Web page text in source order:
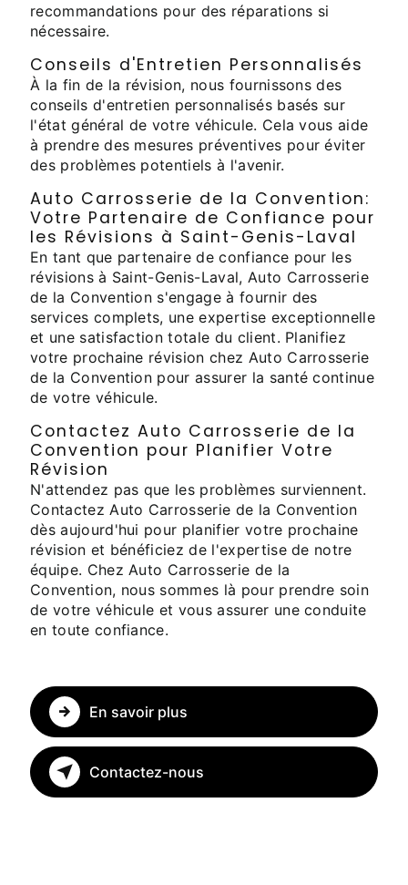
recommandations pour des réparations si
nécessaire.
Conseils d'Entretien Personnalisés
À la fin de la révision, nous fournissons des
conseils d'entretien personnalisés basés sur
l'état général de votre véhicule. Cela vous aide
à prendre des mesures préventives pour éviter
des problèmes potentiels à l'avenir.
Auto Carrosserie de la Convention:
Votre Partenaire de Confiance pour
les Révisions à Saint-Genis-Laval
En tant que partenaire de confiance pour les
révisions à Saint-Genis-Laval, Auto Carrosserie
de la Convention s'engage à fournir des
services complets, une expertise exceptionnelle
et une satisfaction totale du client. Planifiez
votre prochaine révision chez Auto Carrosserie
de la Convention pour assurer la santé continue
de votre véhicule.
Contactez Auto Carrosserie de la
Convention pour Planifier Votre
Révision
N'attendez pas que les problèmes surviennent.
Contactez Auto Carrosserie de la Convention
dès aujourd'hui pour planifier votre prochaine
révision et bénéficiez de l'expertise de notre
équipe. Chez Auto Carrosserie de la
Convention, nous sommes là pour prendre soin
de votre véhicule et vous assurer une conduite
en toute confiance.
En savoir plus
Contactez-nous